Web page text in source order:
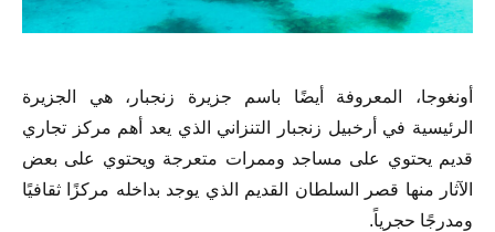
أونغوجا، المعروفة أيضًا باسم جزيرة زنجبار، هي الجزيرة
الرئيسية في أرخبيل زنجبار التنزاني الذي يعد أهم مركز تجاري
قديم يحتوي على مساجد وممرات متعرجة ويحتوي على بعض
الآثار منها قصر السلطان القديم الذي يوجد بداخله مركزًا ثقافيًا
ومدرجًا حجرياً.